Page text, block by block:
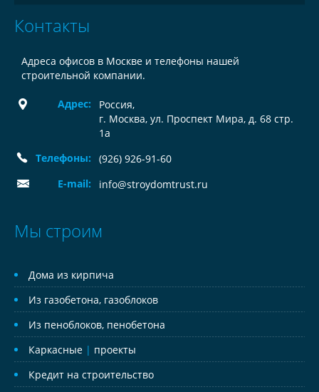
Контакты
Адреса офисов в Москве и телефоны нашей
строительной компании.
Адрес: Россия,
г. Москва, ул. Проспект Мира, д. 68 стр.
1а
Телефоны:
(926) 926-91-60
E-mail:
info@stroydomtrust.ru
Мы строим
Дома из кирпича
Из газобетона, газоблоков
Из пеноблоков, пенобетона
Каркасные | проекты
Кредит на строительство